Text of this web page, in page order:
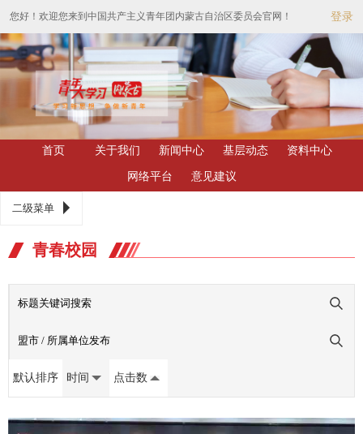
您好！欢迎您来到中国共产主义青年团内蒙古自治区委员会官网！ 登录
首页 关于我们 新闻中心 基层动态 资料中心
网络平台 意见建议
二级菜单
青春校园
默认排序 时间 点击数